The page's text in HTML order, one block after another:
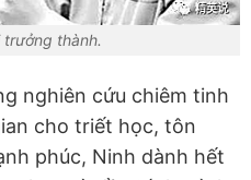
trưởng thành.
nghiên cứu chiêm tinh
cho triết học, tôn
phúc, Ninh dành hết